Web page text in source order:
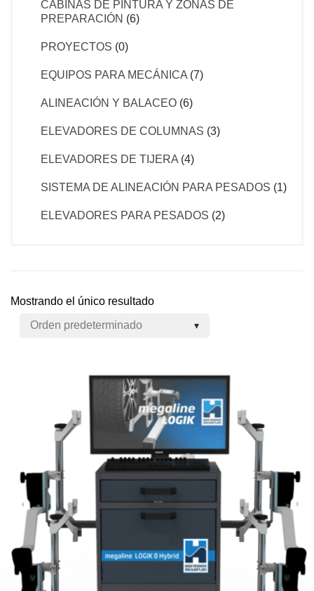
CABINAS DE PINTURA Y ZONAS DE
PREPARACIÓN (6)
PROYECTOS (0)
EQUIPOS PARA MECÁNICA (7)
ALINEACIÓN Y BALACEO (6)
ELEVADORES DE COLUMNAS (3)
ELEVADORES DE TIJERA (4)
SISTEMA DE ALINEACIÓN PARA PESADOS (1)
ELEVADORES PARA PESADOS (2)
Mostrando el único resultado